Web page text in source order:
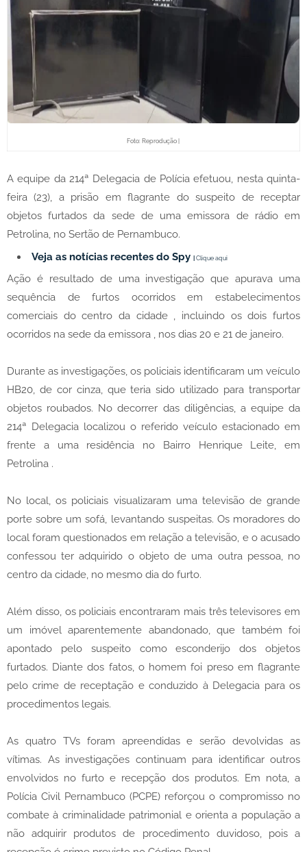
Foto: Reprodução |
A equipe da 214ª Delegacia de Polícia efetuou, nesta quinta-
feira (23), a prisão em flagrante do suspeito de receptar
objetos furtados da sede de uma emissora de rádio em
Petrolina, no Sertão de Pernambuco.
Veja as notícias recentes do Spy
Clique aqui
Ação é resultado de uma investigação que apurava uma
sequência de furtos ocorridos em estabelecimentos
comerciais do centro da cidade , incluindo os dois furtos
ocorridos na sede da emissora , nos dias 20 e 21 de janeiro.
Durante as investigações, os policiais identificaram um veículo
HB20, de cor cinza, que teria sido utilizado para transportar
objetos roubados. No decorrer das diligências, a equipe da
214ª Delegacia localizou o referido veículo estacionado em
frente a uma residência no Bairro Henrique Leite, em
Petrolina .
No local, os policiais visualizaram uma televisão de grande
porte sobre um sofá, levantando suspeitas. Os moradores do
local foram questionados em relação a televisão, e o acusado
confessou ter adquirido o objeto de uma outra pessoa, no
centro da cidade, no mesmo dia do furto.
Além disso, os policiais encontraram mais três televisores em
um imóvel aparentemente abandonado, que também foi
apontado pelo suspeito como esconderijo dos objetos
furtados. Diante dos fatos, o homem foi preso em flagrante
pelo crime de receptação e conduzido à Delegacia para os
procedimentos legais.
As quatro TVs foram apreendidas e serão devolvidas as
vítimas. As investigações continuam para identificar outros
envolvidos no furto e recepção dos produtos. Em nota, a
Polícia Civil Pernambuco (PCPE) reforçou o compromisso no
combate à criminalidade patrimonial e orienta a população a
não adquirir produtos de procedimento duvidoso, pois a